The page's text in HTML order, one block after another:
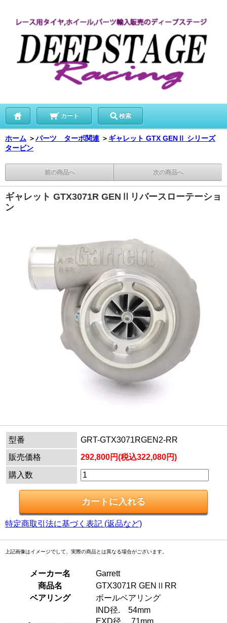
カート 検索
ホーム ＞パーツ ターボ関連 ＞ ギャレット GTX GENⅡ シリーズ
タービン
前の商品へ 次の商品へ
ギャレット GTX3071R GENⅡリバースローテーショ
ン
型番
GRT-GTX3071RGEN2-RR
販売価格
292,800円(税込322,080円)
購入数
特定商取引法に基づく表記 (返品など)
上記画像はイメージでして、実際の商品とは異なる場合がございます。
メーカー名
Garrett
商品名
GTX3071R GENⅡRR
ベアリング
ボールベアリング
IND径. 54mm